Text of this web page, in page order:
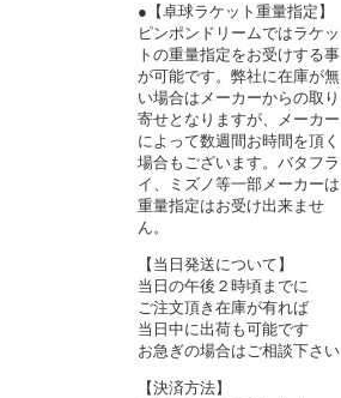
●【卓球ラケット重量指定】
ピンポンドリームではラケッ
トの重量指定をお受けする事
が可能です。弊社に在庫が無
い場合はメーカーからの取り
寄せとなりますが、メーカー
によって数週間お時間を頂く
場合もございます。バタフラ
イ、ミズノ等一部メーカーは
重量指定はお受け出来ませ
ん。
【当日発送について】
当日の午後２時頃までに
ご注文頂き在庫が有れば
当日中に出荷も可能です
お急ぎの場合はご相談下さい
【決済方法】